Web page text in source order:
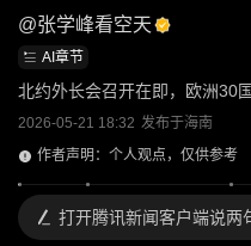
@张学峰看空天
AI章节
北约外长会召开在即，欧洲30
2026-05-21 18:32 发布于海南
作者声明：个人观点，仅供参考
打开腾讯新闻客户端说两